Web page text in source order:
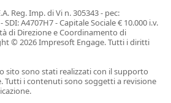
Reg. Imp. di Vi n. 305343 - pec:
A4707H7 - Capitale Sociale € 10.000 i.v.
di Direzione e Coordinamento di
© 2026 Impresoft Engage. Tutti i diritti
sito sono stati realizzati con il supporto
Tutti i contenuti sono soggetti a revisione